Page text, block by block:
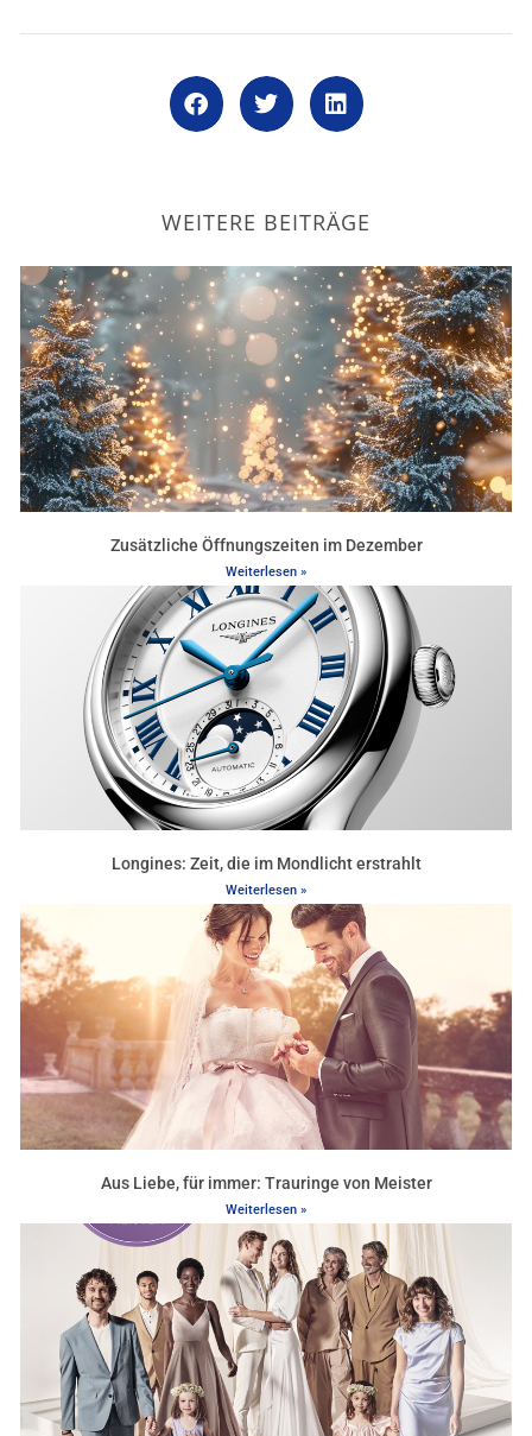
WEITERE BEITRÄGE
Zusätzliche Öffnungszeiten im Dezember
Weiterlesen »
Longines: Zeit, die im Mondlicht erstrahlt
Weiterlesen »
Aus Liebe, für immer: Trauringe von Meister
Weiterlesen »